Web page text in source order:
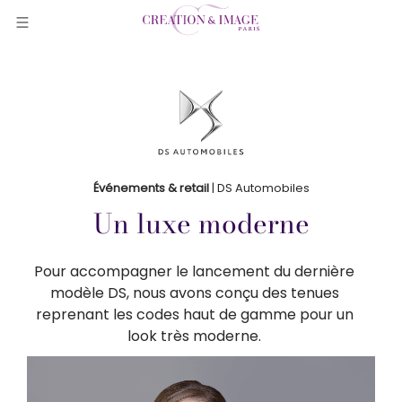
Événements & retail| DS Automobiles
Un luxe moderne
Pour accompagner le lancement du dernière
modèle DS, nous avons conçu des tenues
reprenant les codes haut de gamme pour un
look très moderne.